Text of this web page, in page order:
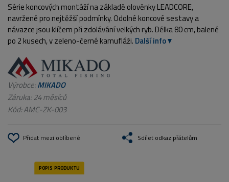
Série koncových montáží na základě olověnky LEADCORE,
navržené pro nejtěžší podmínky. Odolné koncové sestavy a
návazce jsou klíčem při zdolávání velkých ryb. Délka 80 cm, balené
po 2 kusech, v zeleno-černé kamufláži. Další info
Výrobce:MIKADO
Záruka: 24 měsíců
Kód:AMC-ZK-003
Přidat mezi oblíbené Sdílet odkaz přátelům